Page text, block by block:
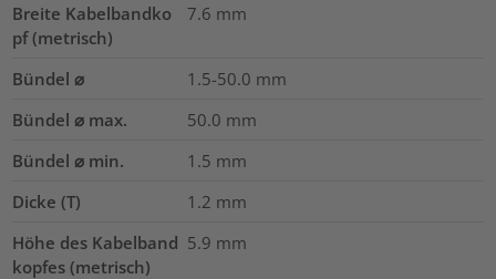
Breite Kabelbandko
pf (metrisch)
7.6 mm
Bündel ⌀ 1.5-50.0 mm
Bündel ⌀ max.
50.0 mm
Bündel ⌀ min.
1.5 mm
Dicke (T)
1.2 mm
Höhe des Kabelband
kopfes (metrisch)
5.9 mm